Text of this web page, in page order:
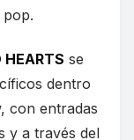
pop.
HEARTS se
dentro
con entradas
y a través del